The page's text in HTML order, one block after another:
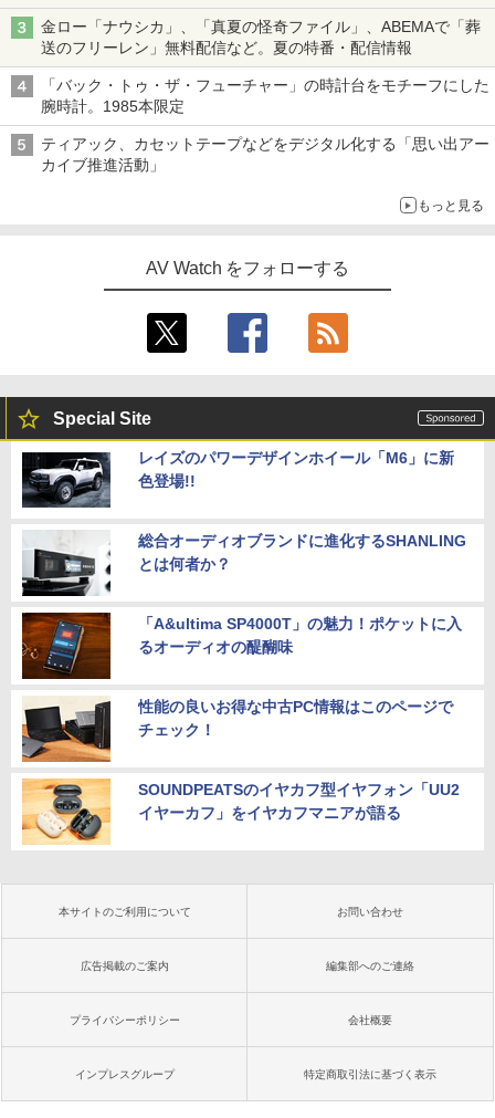
金ロー「ナウシカ」、「真夏の怪奇ファイル」、ABEMAで「葬
送のフリーレン」無料配信など。夏の特番・配信情報
「バック・トゥ・ザ・フューチャー」の時計台をモチーフにした
腕時計。1985本限定
ティアック、カセットテープなどをデジタル化する「思い出アー
カイブ推進活動」
もっと見る
AV Watch をフォローする
Special Site
レイズのパワーデザインホイール「M6」に新
色登場!!
総合オーディオブランドに進化するSHANLING
とは何者か？
「A&ultima SP4000T」の魅力！ポケットに入
るオーディオの醍醐味
性能の良いお得な中古PC情報はこのページで
チェック！
SOUNDPEATSのイヤカフ型イヤフォン「UU2
イヤーカフ」をイヤカフマニアが語る
本サイトのご利用について お問い合わせ
広告掲載のご案内 編集部へのご連絡
プライバシーポリシー 会社概要
インプレスグループ 特定商取引法に基づく表示